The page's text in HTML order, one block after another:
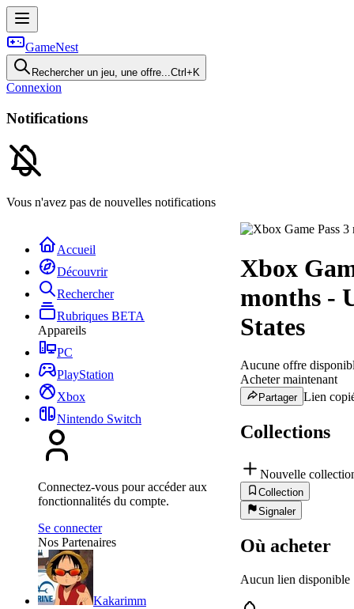
GameNest
Rechercher un jeu, une offre...Ctrl+K
Connexion
Notifications
Vous n'avez pas de nouvelles notifications
Accueil
Découvrir
Rechercher
Rubriques BETA
Appareils
PC
PlayStation
Xbox
Nintendo Switch
Connectez-vous pour accéder aux
fonctionnalités du compte.
Se connecter
Nos Partenaires
Kakarimm
Xbox
months -
States
Aucune offre
Acheter maintenant
Partager Lien
Collections
Nouvelle
Collection
Signaler
Où acheter
Aucun lien disponible